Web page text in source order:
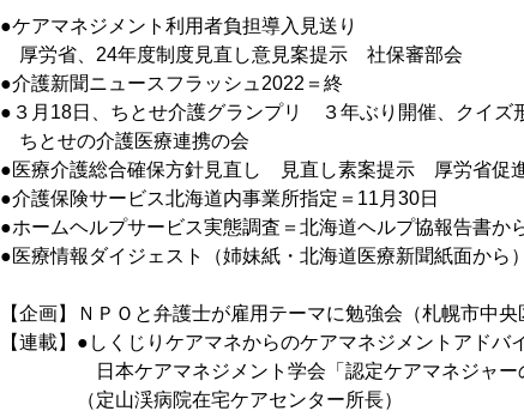
●ケアマネジメント利用者負担導入見送り
厚労省、24年度制度見直し意見案提示　社保審部会
●介護新聞ニュースフラッシュ2022＝終
●３月18日、ちとせ介護グランプリ　３年ぶり開催、クイズ
ちとせの介護医療連携の会
●医療介護総合確保方針見直し　見直し素案提示　厚労省促
●介護保険サービス北海道内事業所指定＝11月30日
●ホームヘルプサービス実態調査＝北海道ヘルプ協報告書か
●医療情報ダイジェスト（姉妹紙・北海道医療新聞紙面から）
【企画】ＮＰＯと弁護士が雇用テーマに勉強会（札幌市中央
【連載】●しくじりケアマネからのケアマネジメントアドバ
日本ケアマネジメント学会「認定ケアマネジャーの
（定山渓病院在宅ケアセンター所長）